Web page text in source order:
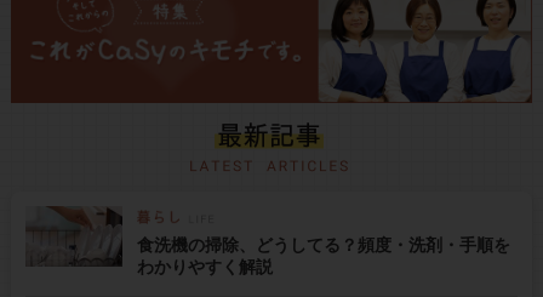
食洗機の掃除、どうしてる？頻度・洗剤・手順を
わかりやすく解説